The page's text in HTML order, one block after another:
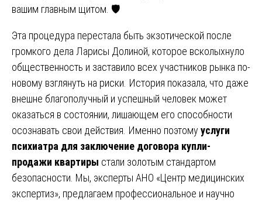
вашим главным щитом. 🛡️
Эта процедура перестала быть экзотической после
громкого дела Ларисы Долиной, которое всколыхнуло
общественность и заставило всех участников рынка по-
новому взглянуть на риски. История показала, что даже
внешне благополучный и успешный человек может
оказаться в состоянии, лишающем его способности
осознавать свои действия. Именно поэтому услуги
психиатра для заключение договора купли-
продажи квартиры стали золотым стандартом
безопасности. Мы, эксперты АНО «Центр медицинских
экспертиз», предлагаем профессиональное и научно